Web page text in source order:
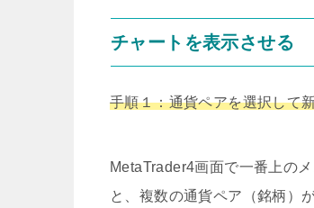
チャートを表示させる
手順１：通貨ペアを選択して
MetaTrader4画面で一番上の
と、複数の通貨ペア（銘柄）